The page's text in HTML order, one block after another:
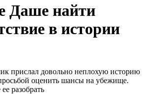
Даше найти
в истории
прислал довольно неплохую историю
оценить шансы на убежище.
разобрать